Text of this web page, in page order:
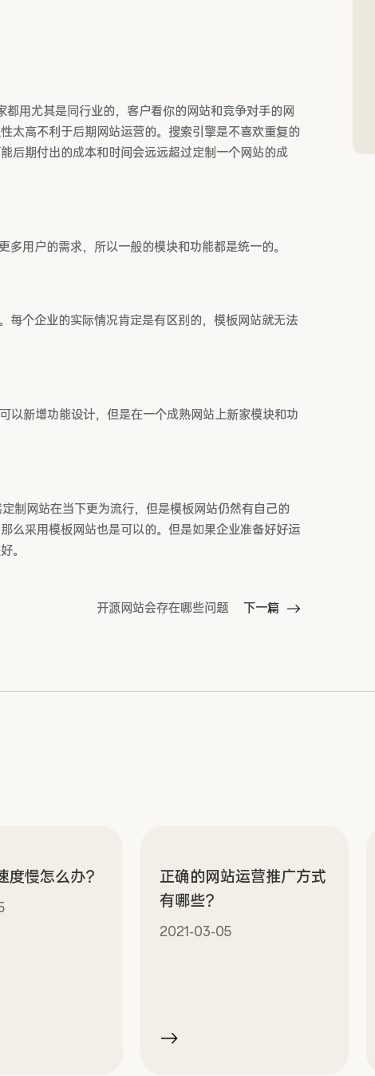
用尤其是同行业的，客户看你的网站和竞争对手的网
太高不利于后期网站运营的。搜索引擎是不喜欢重复的
后期付出的成本和时间会远远超过定制一个网站的成
用户的需求，所以一般的模块和功能都是统一的。
每个企业的实际情况肯定是有区别的，模板网站就无法
以新增功能设计，但是在一个成熟网站上新家模块和功
制网站在当下更为流行，但是模板网站仍然有自己的
么采用模板网站也是可以的。但是如果企业准备好好运
。
下一篇
开源网站会存在哪些问题
度慢怎么办？
正确的网站运营推广方式
有哪些？
2021-03-05